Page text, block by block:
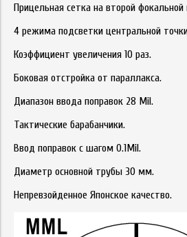
Прицельная сетка на второй фокальной
4 режима подсветки центральной
Коэффициент увеличения 10 раз.
Боковая отстройка от параллакса.
Диапазон ввода поправок 28 Mil.
Тактические барабанчики.
Ввод поправок с шагом 0.1Mil.
Диаметр основной трубы 30 мм.
Непревзойденное Японское качество.